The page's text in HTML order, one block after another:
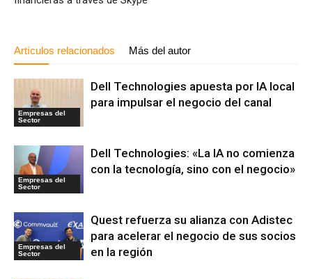
Artículos relacionados Más del autor
Empresas del
Sector
Dell Technologies apuesta por IA local
para impulsar el negocio del canal
Empresas del
Sector
Dell Technologies: «La IA no comienza
con la tecnología, sino con el negocio»
Empresas del
Sector
Quest refuerza su alianza con Adistec
para acelerar el negocio de sus socios
en la región